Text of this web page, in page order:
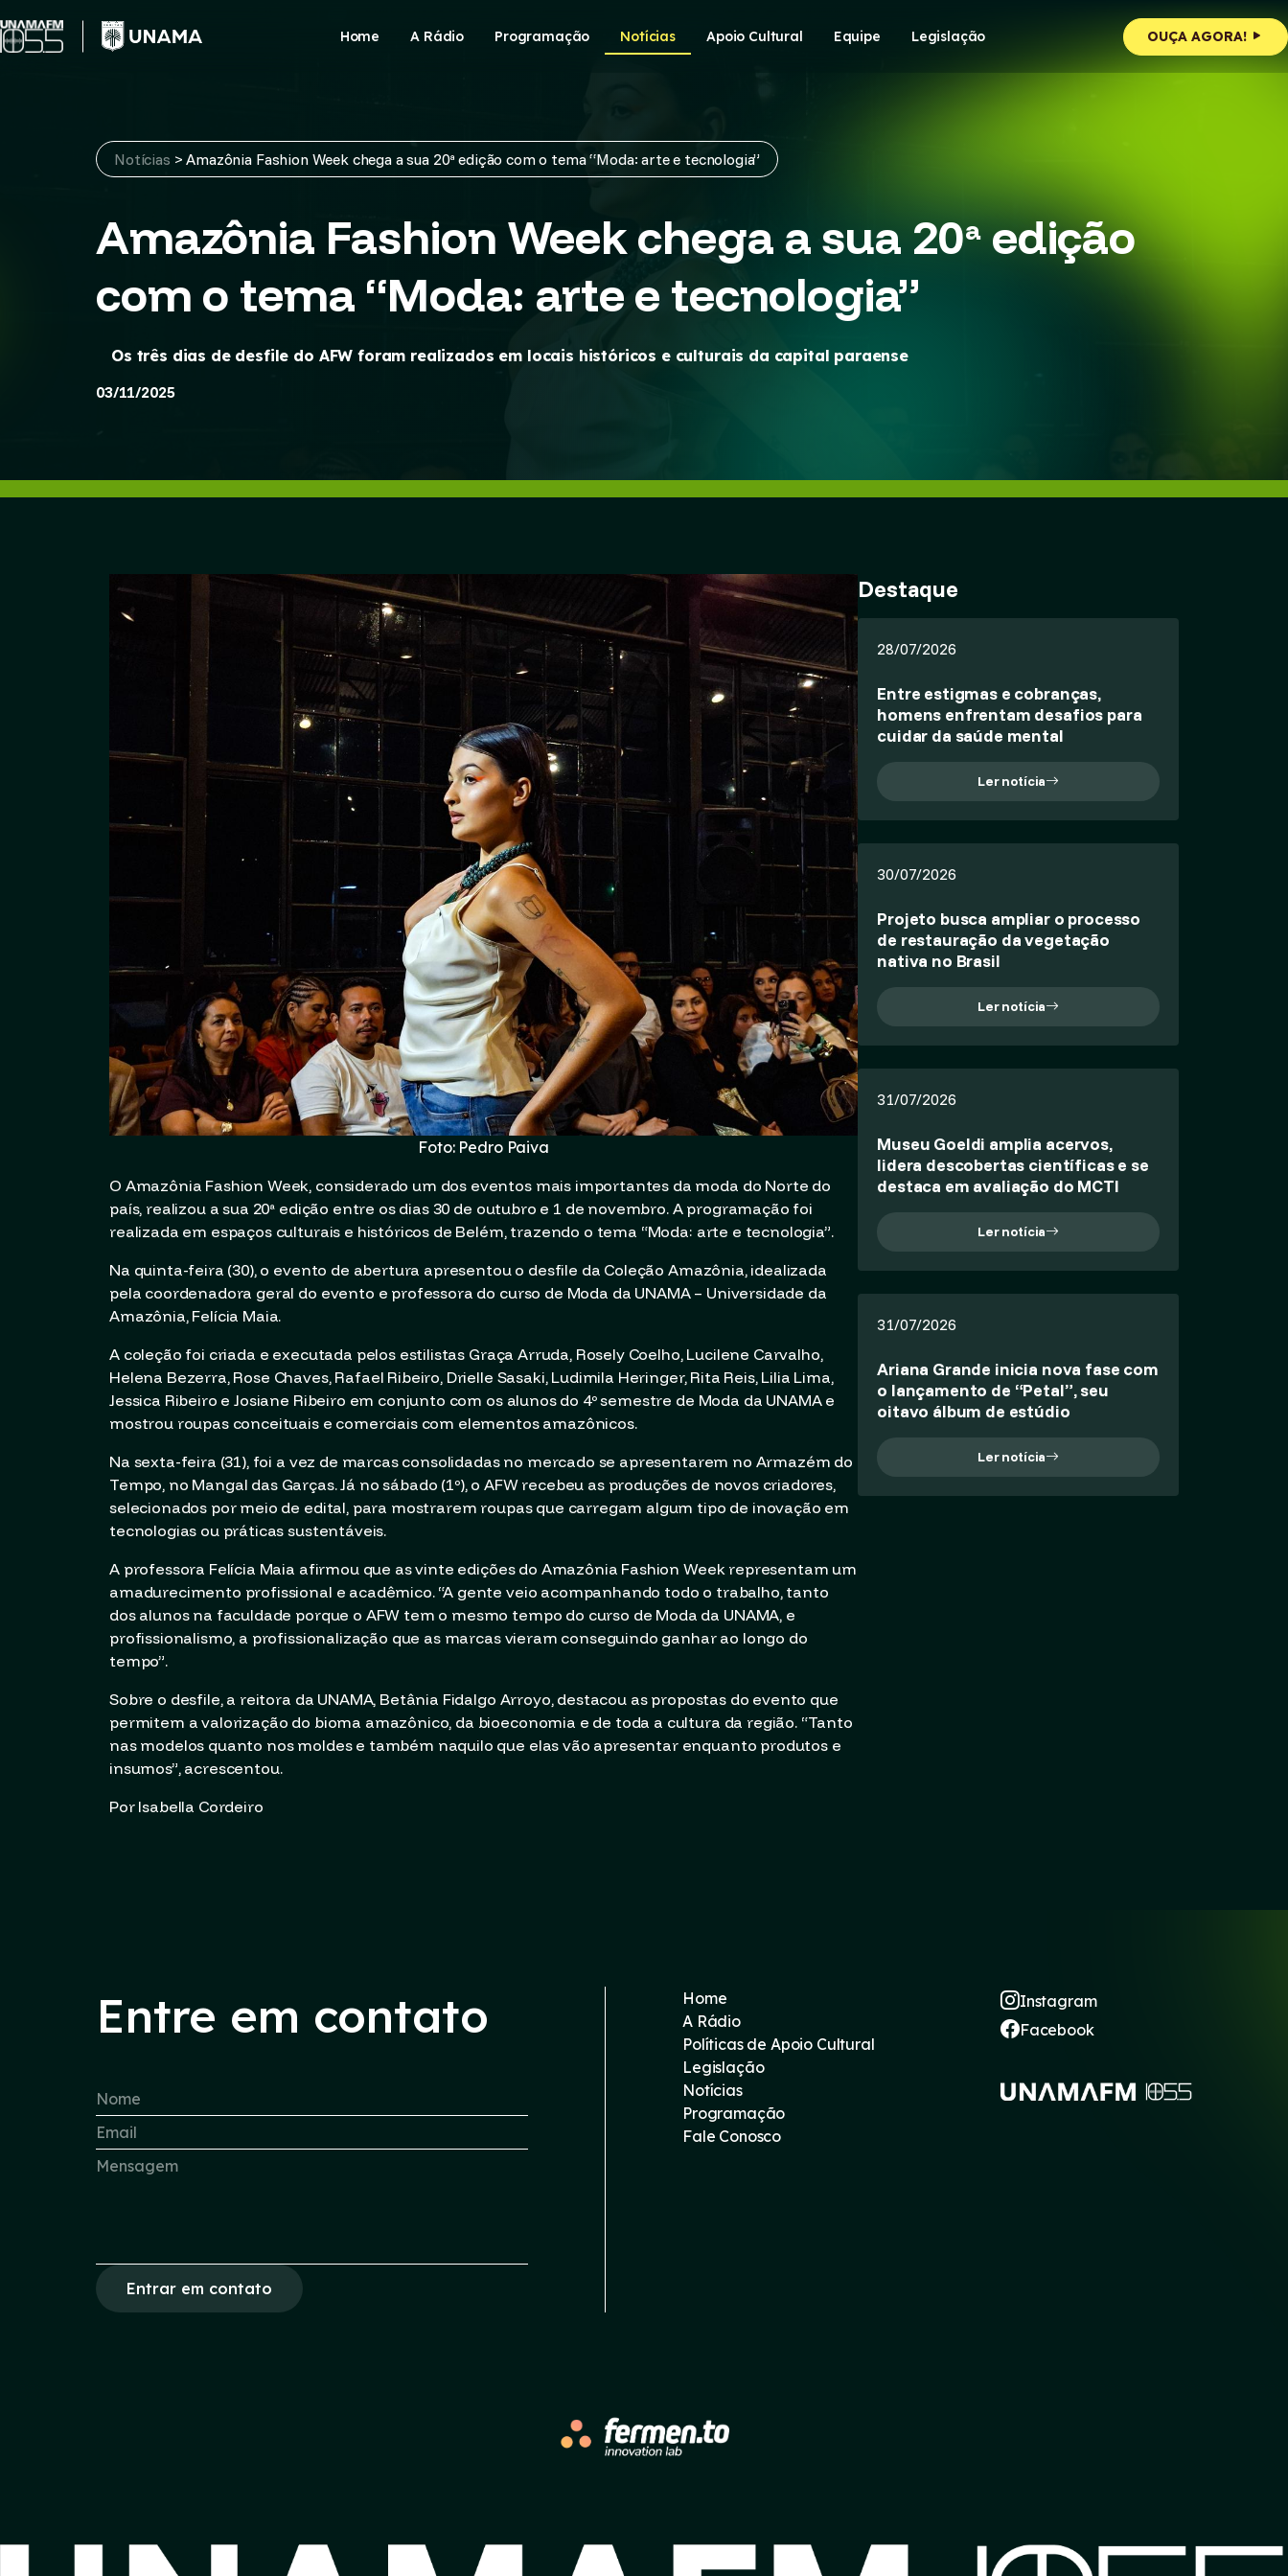
to
content
Home A Rádio Programação Notícias Apoio Cultural Equipe Legislação OUÇA AGORA!
Notícias >Amazônia Fashion Week chega a sua 20ª edição com o tema “Moda: arte e tecnologia”
Amazônia Fashion Week chega a sua 20ª edição
com o tema “Moda: arte e tecnologia”
Os três dias de desfile do AFW foram realizados em locais históricos e culturais da capital paraense
03/11/2025
Foto: Pedro Paiva
O Amazônia Fashion Week, considerado um dos eventos mais importantes da moda do Norte do
país, realizou a sua 20ª edição entre os dias 30 de outubro e 1 de novembro. A programação foi
realizada em espaços culturais e históricos de Belém, trazendo o tema “Moda: arte e tecnologia”.
Na quinta-feira (30), o evento de abertura apresentou o desfile da Coleção Amazônia, idealizada
pela coordenadora geral do evento e professora do curso de Moda da UNAMA – Universidade da
Amazônia, Felícia Maia.
A coleção foi criada e executada pelos estilistas Graça Arruda, Rosely Coelho, Lucilene Carvalho,
Helena Bezerra, Rose Chaves, Rafael Ribeiro, Drielle Sasaki, Ludimila Heringer, Rita Reis, Lilia Lima,
Jessica Ribeiro e Josiane Ribeiro em conjunto com os alunos do 4º semestre de Moda da UNAMA e
mostrou roupas conceituais e comerciais com elementos amazônicos.
Na sexta-feira (31), foi a vez de marcas consolidadas no mercado se apresentarem no Armazém do
Tempo, no Mangal das Garças. Já no sábado (1º), o AFW recebeu as produções de novos criadores,
selecionados por meio de edital, para mostrarem roupas que carregam algum tipo de inovação em
tecnologias ou práticas sustentáveis.
A professora Felícia Maia afirmou que as vinte edições do Amazônia Fashion Week representam um
amadurecimento profissional e acadêmico. “A gente veio acompanhando todo o trabalho, tanto
dos alunos na faculdade porque o AFW tem o mesmo tempo do curso de Moda da UNAMA, e
profissionalismo, a profissionalização que as marcas vieram conseguindo ganhar ao longo do
tempo”.
Sobre o desfile, a reitora da UNAMA, Betânia Fidalgo Arroyo, destacou as propostas do evento que
permitem a valorização do bioma amazônico, da bioeconomia e de toda a cultura da região. “Tanto
nas modelos quanto nos moldes e também naquilo que elas vão apresentar enquanto produtos e
insumos”, acrescentou.
Por Isabella Cordeiro
Destaque
28/07/2026
Entre estigmas e cobranças,
homens enfrentam desafios para
cuidar da saúde mental
Ler notícia
30/07/2026
Projeto busca ampliar o processo
de restauração da vegetação
nativa no Brasil
Ler notícia
31/07/2026
Museu Goeldi amplia acervos,
lidera descobertas científicas e se
destaca em avaliação do MCTI
Ler notícia
31/07/2026
Ariana Grande inicia nova fase com
o lançamento de “Petal”, seu
oitavo álbum de estúdio
Ler notícia
Entre em contato
Entrar em contato
Home
A Rádio
Políticas de Apoio Cultural
Legislação
Notícias
Programação
Fale Conosco
Instagram
Facebook